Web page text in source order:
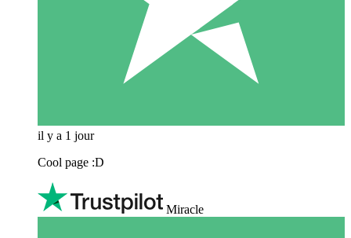
il y a 1 jour
Cool page :D
Miracle